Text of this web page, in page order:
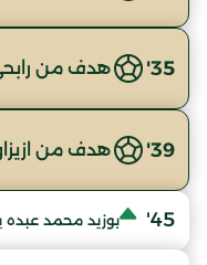
35' هدف من
39' هدف من
45' بوزيد محمد